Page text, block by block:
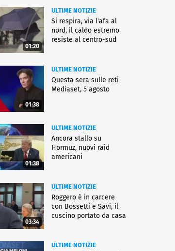
01:20
ULTIME NOTIZIE
Si respira, via l'afa al
nord, il caldo estremo
resiste al centro-sud
01:38
ULTIME NOTIZIE
Questa sera sulle reti
Mediaset, 5 agosto
01:38
ULTIME NOTIZIE
Ancora stallo su
Hormuz, nuovi raid
americani
03:34
ULTIME NOTIZIE
Roggero è in carcere
con Bossetti e Savi, il
cuscino portato da casa
ULTIME NOTIZIE